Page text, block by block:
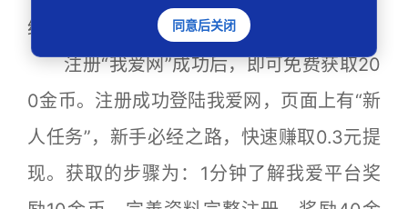
给出操作步骤”，下方给出截图样板。
注册“我爱网”成功后，即可免费获取20
0金币。注册成功登陆我爱网，页面上有“新
人任务”，新手必经之路，快速赚取0.3元提
现。获取的步骤为：1分钟了解我爱平台奖
同意后关闭